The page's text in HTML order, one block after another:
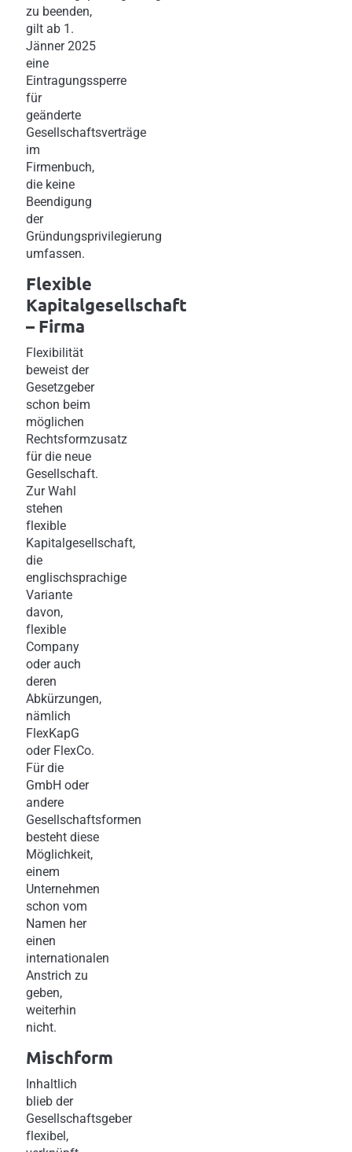
zu beenden,
gilt ab 1.
Jänner 2025
eine
Eintragungssperre
für
geänderte
Gesellschaftsverträge
im
Firmenbuch,
die keine
Beendigung
der
Gründungsprivilegierung
umfassen.
Flexible
Kapitalgesellschaft
– Firma
Flexibilität
beweist der
Gesetzgeber
schon beim
möglichen
Rechtsformzusatz
für die neue
Gesellschaft.
Zur Wahl
stehen
flexible
Kapitalgesellschaft,
die
englischsprachige
Variante
davon,
flexible
Company
oder auch
deren
Abkürzungen,
nämlich
FlexKapG
oder FlexCo.
Für die
GmbH oder
andere
Gesellschaftsformen
besteht diese
Möglichkeit,
einem
Unternehmen
schon vom
Namen her
einen
internationalen
Anstrich zu
geben,
weiterhin
nicht.
Mischform
Inhaltlich
blieb der
Gesellschaftsgeber
flexibel,